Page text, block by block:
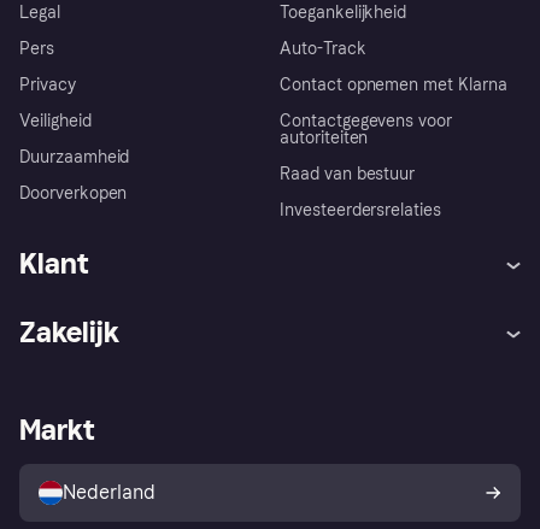
Legal
Pers
Privacy
Veiligheid
Duurzaamheid
Doorverkopen
Toegankelijkheid
Auto-Track
Contact opnemen met Klarna
Contactgegevens voor
autoriteiten
Raad van bestuur
Investeerdersrelaties
Klant
Winkeloverzicht
Kopersbescherming voor
consumenten
Zakelijk
Zakelijke login
Markt
Nederland